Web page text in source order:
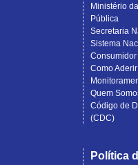
Ministério
Pública
Secretaria
Sistema
Consumidor
Como
Quem
Código de
(CDC)
Política